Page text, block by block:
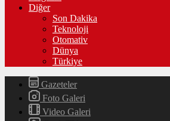
Diğer
Son Dakika
Teknoloji
Otomativ
Dünya
Türkiye
Gazeteler
Foto Galeri
Video Galeri